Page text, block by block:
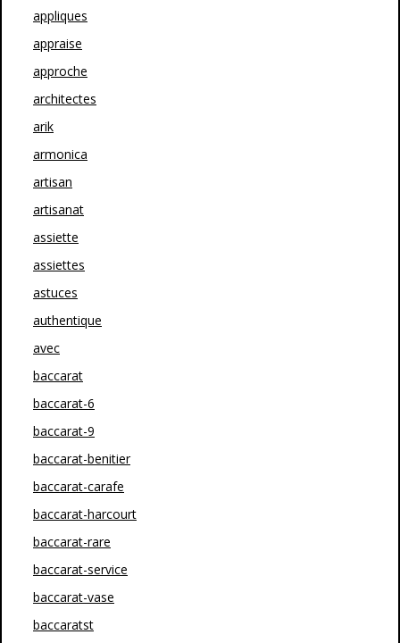
appliques
appraise
approche
architectes
arik
armonica
artisan
artisanat
assiette
assiettes
astuces
authentique
avec
baccarat
baccarat-6
baccarat-9
baccarat-benitier
baccarat-carafe
baccarat-harcourt
baccarat-rare
baccarat-service
baccarat-vase
baccaratst